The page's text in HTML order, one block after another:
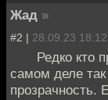
Жад »
#2 | 28.09.23 18:12
Редко кто
самом деле
прозрачность.